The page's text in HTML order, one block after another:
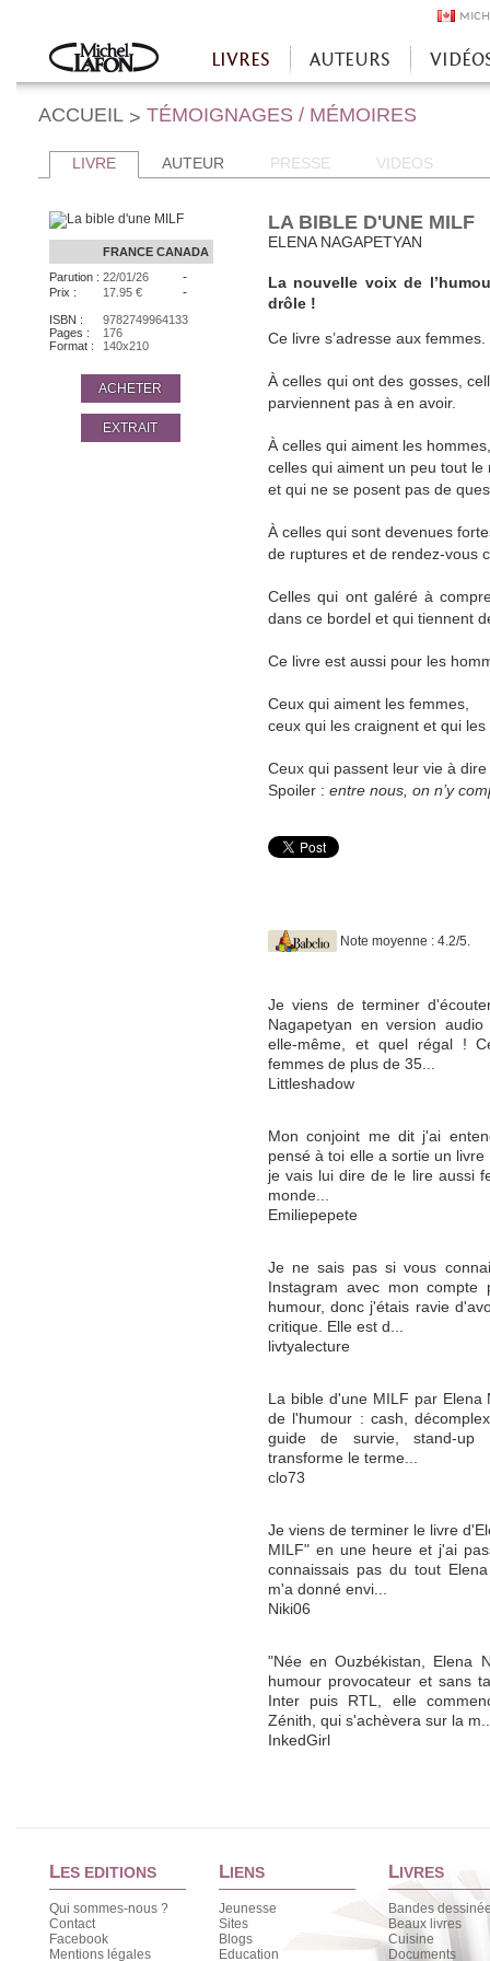
Accueil
LIVRES AUTEURS
ACCUEIL > TÉMOIGNAGES / MÉMOIRES
LIVRE AUTEUR PRESSE VIDEOS
FRANCE CANADA
Parution : 22/01/26 -
Prix : 17.95 € -
ISBN :
9782749964133
Pages :
176
Format :
140x210
ACHETER
EXTRAIT
LA BIBLE D'UNE MILF
ELENA NAGAPETYAN
La nouvelle voix de
drôle !
Ce livre s’adresse aux femmes.
À celles qui ont des gosses,
parviennent pas à en avoir.
À celles qui aiment les
celles qui aiment un peu tout le
et qui ne se posent pas de
À celles qui sont devenues
de ruptures et de rendez-vous
Celles qui ont galéré à
dans ce bordel et qui tiennent
Ce livre est aussi pour les
Ceux qui aiment les femmes,
ceux qui les craignent et qui les
Ceux qui passent leur vie à
Spoiler : entre nous, on n’y
Note moyenne : 4.2/5.
Je viens de terminer
Nagapetyan en version
elle-même, et quel régal !
femmes de plus de 35...
Littleshadow
Mon conjoint me dit j'ai
pensé à toi elle a sortie un
je vais lui dire de le lire aussi
monde...
Emiliepepete
Je ne sais pas si vous
Instagram avec mon
humour, donc j'étais ravie
critique. Elle est d...
livtyalecture
La bible d'une MILF par Elena
de l'humour : cash,
guide de survie, stand-up
transforme le terme...
clo73
Je viens de terminer le livre
MILF" en une heure et j'ai
connaissais pas du tout
m'a donné envi...
Niki06
"Née en Ouzbékistan, Elena
humour provocateur et sans
Inter puis RTL, elle
Zénith, qui s'achèvera sur la
InkedGirl
LES EDITIONS
Qui sommes-nous ?
Contact
Facebook
Mentions légales
LIENS
Jeunesse
Sites
Blogs
Education
LIVRES
Bandes
Beaux livres
Cuisine
Documents